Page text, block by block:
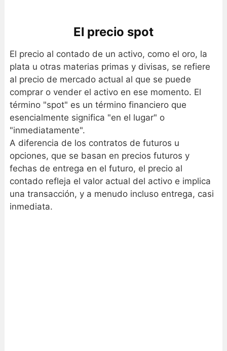
El precio spot
El precio al contado de un activo, como el oro, la
plata u otras materias primas y divisas, se refiere
al precio de mercado actual al que se puede
comprar o vender el activo en ese momento. El
término "spot" es un término financiero que
esencialmente significa "en el lugar" o
"inmediatamente".
A diferencia de los contratos de futuros u
opciones, que se basan en precios futuros y
fechas de entrega en el futuro, el precio al
contado refleja el valor actual del activo e implica
una transacción, y a menudo incluso entrega, casi
inmediata.